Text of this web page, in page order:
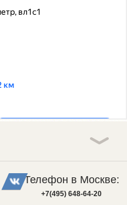
Телефон в Москве:
+7(495) 648-64-20